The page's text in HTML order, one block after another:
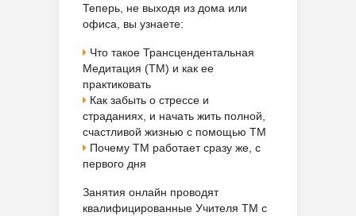
Теперь, не выходя из дома или
офиса, вы узнаете:
Что такое Трансцендентальная
Медитация (ТМ) и как ее
практиковать
Как забыть о стрессе и
страданиях, и начать жить полной,
счастливой жизнью с помощью ТМ
Почему ТМ работает сразу же, с
первого дня
Занятия онлайн проводят
квалифицированные Учителя ТМ с